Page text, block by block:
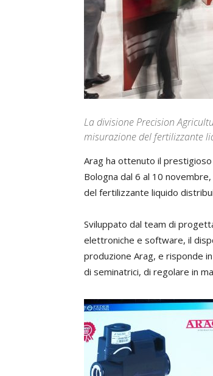
La divisione Precision
misurazione del fertilizzante
Arag ha ottenuto il
Bologna dal 6 al 10
del fertilizzante liquido
Sviluppato dal team di
elettroniche e software, il
produzione Arag, e risponde
di seminatrici, di regolare in